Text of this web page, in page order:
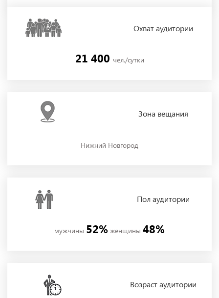
Охватаудитории
21 400 чел./сутки
Зона вещания
Нижний Новгород
Полаудитории
мужчины 52% женщины 48%
Возраст аудитории